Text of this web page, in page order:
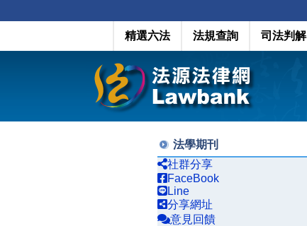
精選六法 法規查詢 司法判解
法學期刊
社群分享
FaceBook
Line
分享網址
意見回饋